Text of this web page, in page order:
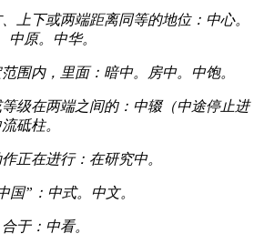
、上下或两端距离同等的地位：中心。
中原。中华。
范围内，里面：暗中。房中。中饱。
等级在两端之间的：中辍（中途停止进
砥柱。
正在进行：在研究中。
国”：中式。中文。
于：中看。